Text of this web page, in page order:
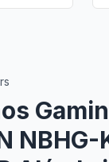
NBHG-